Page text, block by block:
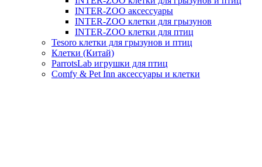
INTER-ZOO аксессуары
INTER-ZOO клетки для грызунов
INTER-ZOO клетки для птиц
Tesoro клетки для грызунов и птиц
Клетки (Китай)
ParrotsLab игрушки для птиц
Comfy & Pet Inn аксессуары и клетки